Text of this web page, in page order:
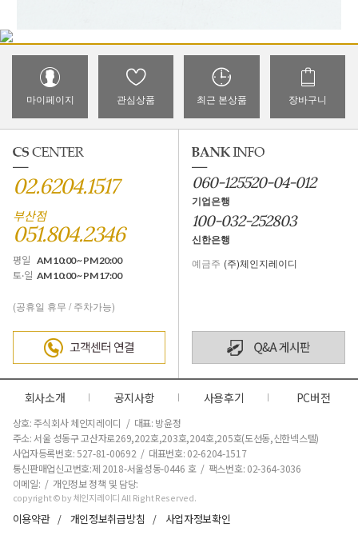
마이페이지 관심상품 최근 본상품 장바구니
02.6204.1517
부산점
051.804.2346
평일 AM 10:00 ~ PM 20:00
토·일 AM 10:00 ~ PM 17:00
(공휴일 휴무 / 주차가능)
060-125520-04-012
기업은행
100-032-252803
신한은행
예금주 (주)체인지레이디
회사소개 공지사항 사용후기 PC버전
상호: 주식회사 체인지레이디 / 대표: 방윤정
주소: 서울 성동구 고산자로269,202호,203호,204호,205호(도선동,신한넥스텔)
사업자등록번호: 527-81-00692 / 대표번호: 02-6204-1517
통신판매업신고번호:제 2018-서울성동-0446 호/ 팩스번호: 02-364-3036
이메일: / 개인정보 정책 및 담당:
copyright © by 체인지레이디 All Right Reserved.
이용약관 / 개인정보취급방침 / 사업자정보확인